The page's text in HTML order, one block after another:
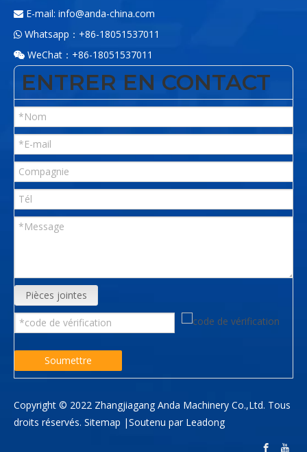
 E-mail: info@anda-china.com
 Whatsapp：+86-18051537011
 WeChat：+86-18051537011
ENTRER EN CONTACT
Pièces jointes
Soumettre
Copyright © 2022 Zhangjiagang Anda Machinery Co.,Ltd. Tous
droits réservés. Sitemap |Soutenu par Leadong